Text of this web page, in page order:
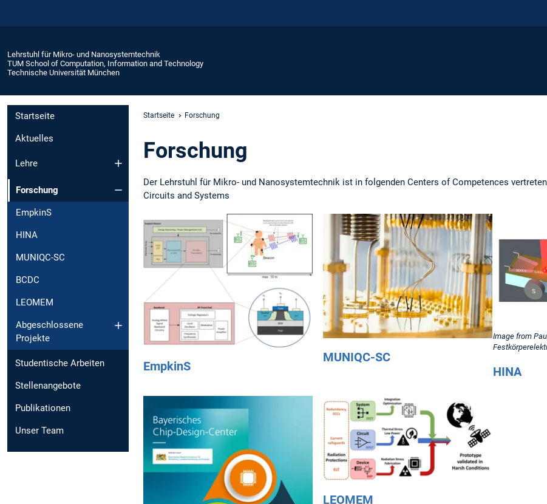
Lehrstuhl für Mikro- und Nanosystemtechnik
TUM School of Computation, Information and Technology
Technische Universität München
Startseite
Aktuelles
Lehre
Forschung
EmpkinS
HINA
MUNIQC-SC
BCDC
LEOMEM
Abgeschlossene
Projekte
Studentische Arbeiten
Stellenangebote
Publikationen
Unser Team
Startseite Forschung
Forschung
Der Lehrstuhl für Mikro- und Nanosystemtechnik ist in folgenden Centers of Competences
Circuits and Systems
EmpkinS
MUNIQC-SC
Image from
HINA
LEOMEM